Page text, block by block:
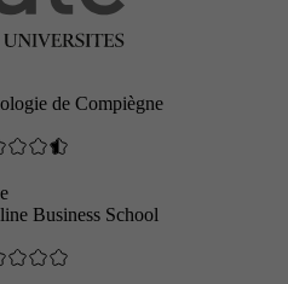
de Compiègne
Business School